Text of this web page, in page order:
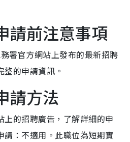
請前注意事項
署官方網站上發布的最新招聘
的申請資訊。
請方法
上的招聘廣告，了解詳細的申
請：不適用。此職位為短期實